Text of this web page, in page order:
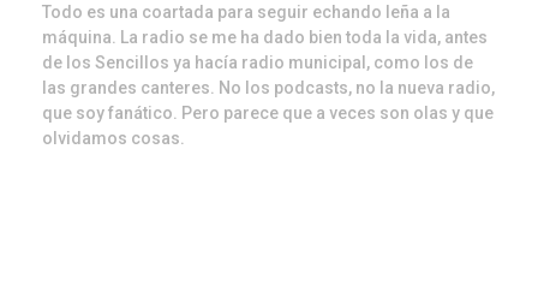
Todo es una coartada para seguir echando leña a la
máquina. La radio se me ha dado bien toda la vida, antes
de los Sencillos ya hacía radio municipal, como los de
las grandes canteres. No los podcasts, no la nueva radio,
que soy fanático. Pero parece que a veces son olas y que
olvidamos cosas.